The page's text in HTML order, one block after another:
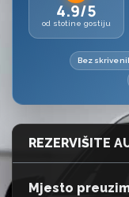
4.9/5
od stotine gostiju
Bez
REZERVIŠITE
Mjesto